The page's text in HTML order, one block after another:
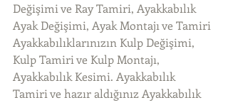
Değişimi ve Ray Tamiri, Ayakkabılık
Ayak Değişimi, Ayak Montajı ve Tamiri
Ayakkabılıklarınızın Kulp Değişimi,
Kulp Tamiri ve Kulp Montajı,
Ayakkabılık Kesimi. Ayakkabılık
Tamiri ve hazır aldığınız Ayakkabılık